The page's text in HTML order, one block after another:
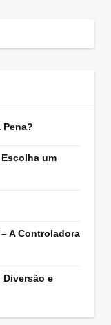
Pena?
um
A Controladora
Diversão e